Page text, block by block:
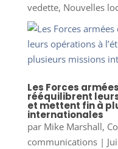
vedette, Nouvelles
Les Forces
rééquilibrent
et mettent fin à
internationales
par Mike Marshall,
communications|